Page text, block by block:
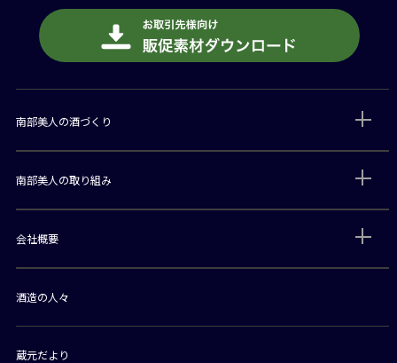
南部美人の酒づくり
南部美人の取り組み
会社概要
酒造の人々
蔵元だより